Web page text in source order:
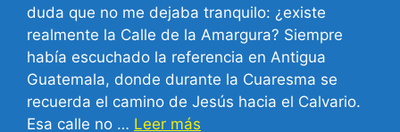
duda que no me dejaba tranquilo: ¿existe
realmente la Calle de la Amargura? Siempre
había escuchado la referencia en Antigua
Guatemala, donde durante la Cuaresma se
recuerda el camino de Jesús hacia el Calvario.
Esa calle no … Leer más